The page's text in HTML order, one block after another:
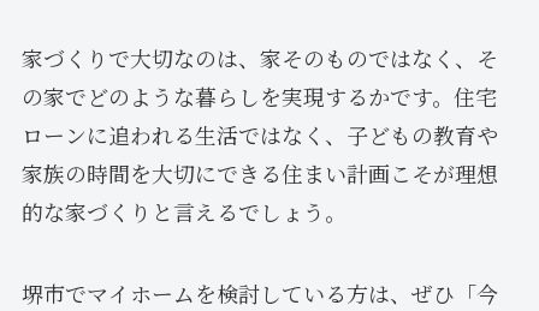
家づくりで大切なのは、家そのものではなく、そ
の家でどのような暮らしを実現するかです。住宅
ローンに追われる生活ではなく、子どもの教育や
家族の時間を大切にできる住まい計画こそが理想
的な家づくりと言えるでしょう。
堺市でマイホームを検討している方は、ぜひ「今